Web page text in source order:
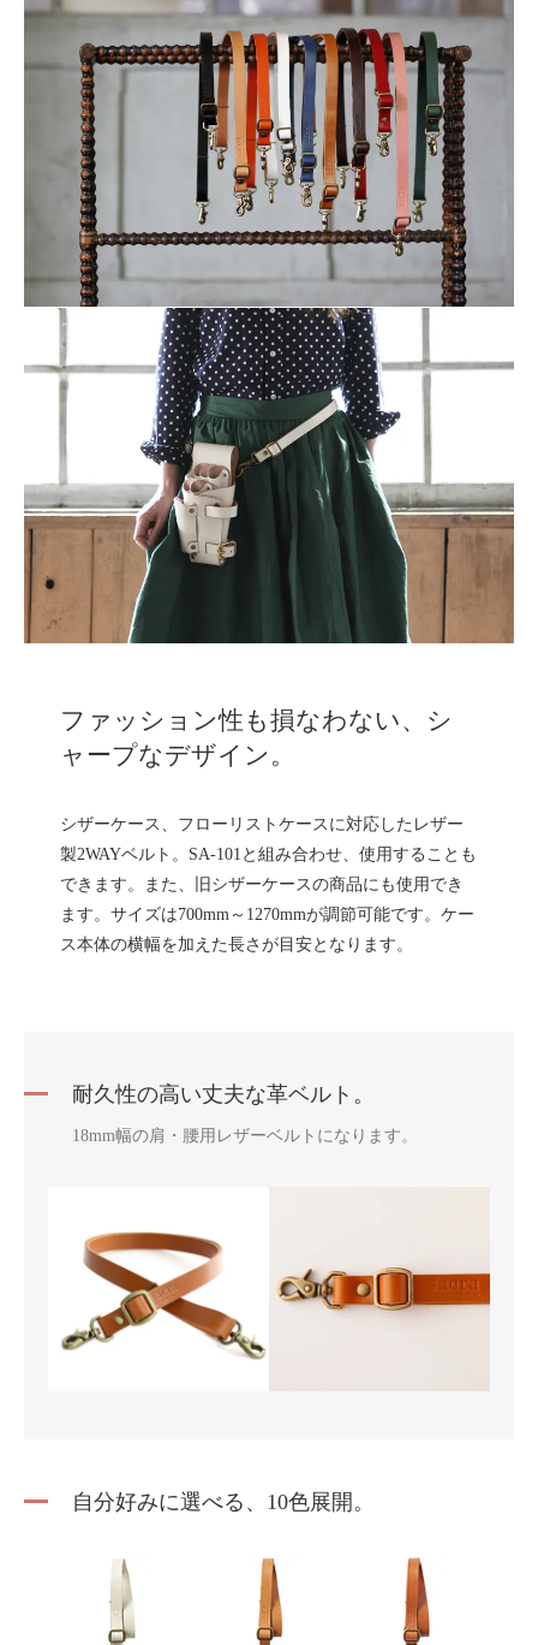
ファッション性も損なわない、シ
ャープなデザイン。
シザーケース、フローリストケースに対応したレザー
製2WAYベルト。SA-101と組み合わせ、使用することも
できます。また、旧シザーケースの商品にも使用でき
ます。サイズは700mm～1270mmが調節可能です。ケー
ス本体の横幅を加えた長さが目安となります。
耐久性の高い丈夫な革ベルト。
18mm幅の肩・腰用レザーベルトになります。
自分好みに選べる、10色展開。